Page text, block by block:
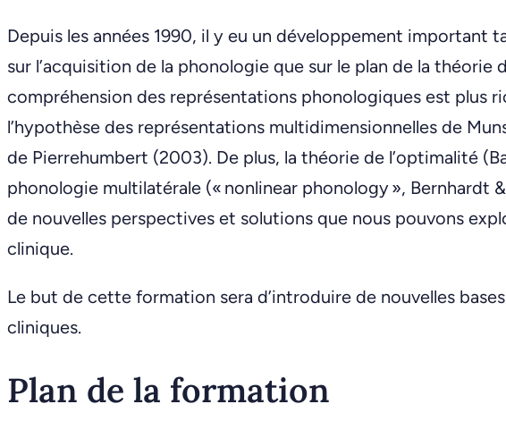
Depuis les années 1990, il y eu un développement important
sur l’acquisition de la phonologie que sur le plan de la théorie
compréhension des représentations phonologiques est plus
l’hypothèse des représentations multidimensionnelles de
de Pierrehumbert (2003). De plus, la théorie de l’optimalité
phonologie multilatérale (« nonlinear phonology », Bernhardt
de nouvelles perspectives et solutions que nous pouvons
clinique.
Le but de cette formation sera d’introduire de nouvelles
cliniques.
Plan de la formation